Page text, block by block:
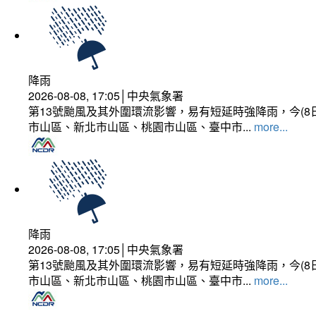
降雨
2026-08-08, 17:05│中央氣象署
第13號颱風及其外圍環流影響，易有短延時強降雨，今
市山區、新北市山區、桃園市山區、臺中市... more...
降雨
2026-08-08, 17:05│中央氣象署
第13號颱風及其外圍環流影響，易有短延時強降雨，今
市山區、新北市山區、桃園市山區、臺中市... more...